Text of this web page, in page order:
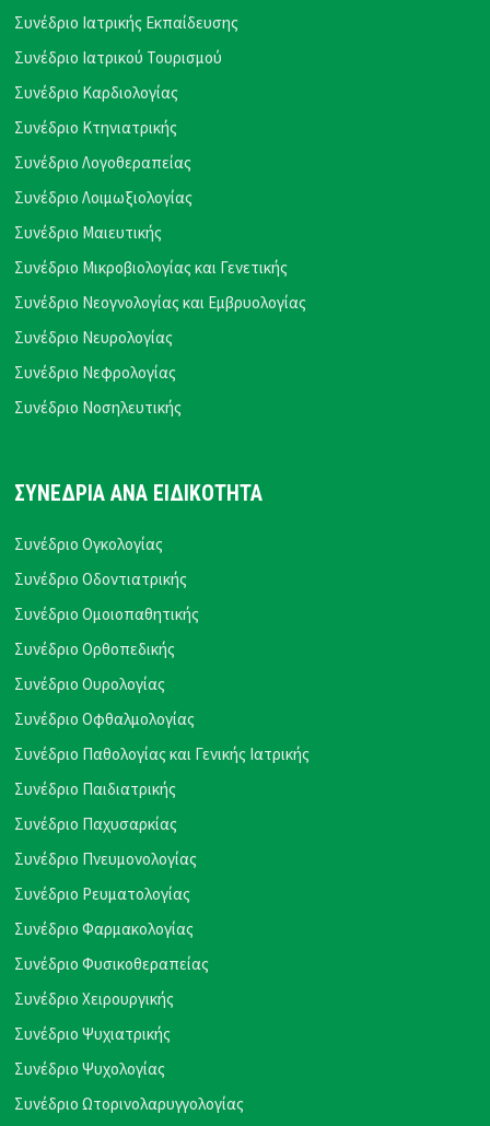
Συνέδριο Ιατρικής Εκπαίδευσης
Συνέδριο Ιατρικού Τουρισμού
Συνέδριο Καρδιολογίας
Συνέδριο Κτηνιατρικής
Συνέδριο Λογοθεραπείας
Συνέδριο Λοιμωξιολογίας
Συνέδριο Μαιευτικής
Συνέδριο Μικροβιολογίας και Γενετικής
Συνέδριο Νεογνολογίας και Εμβρυολογίας
Συνέδριο Νευρολογίας
Συνέδριο Νεφρολογίας
Συνέδριο Νοσηλευτικής
ΣΥΝΕΔΡΙΑ ΑΝΑ ΕΙΔΙΚΟΤΗΤΑ
Συνέδριο Ογκολογίας
Συνέδριο Οδοντιατρικής
Συνέδριο Ομοιοπαθητικής
Συνέδριο Ορθοπεδικής
Συνέδριο Ουρολογίας
Συνέδριο Οφθαλμολογίας
Συνέδριο Παθολογίας και Γενικής Ιατρικής
Συνέδριο Παιδιατρικής
Συνέδριο Παχυσαρκίας
Συνέδριο Πνευμονολογίας
Συνέδριο Ρευματολογίας
Συνέδριο Φαρμακολογίας
Συνέδριο Φυσικοθεραπείας
Συνέδριο Χειρουργικής
Συνέδριο Ψυχιατρικής
Συνέδριο Ψυχολογίας
Συνέδριο Ωτορινολαρυγγολογίας